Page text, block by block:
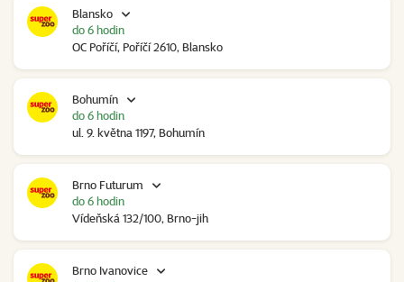
Blansko
OC Poříčí, Poříčí 2610, Blansko
do 6 hodin
Bohumín
ul. 9. května 1197, Bohumín
do 6 hodin
Brno Futurum
Vídeňská 132/100, Brno-jih
do 6 hodin
Brno Ivanovice